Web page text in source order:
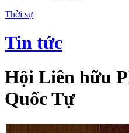
Thời sự
Tin tức
Hội Liên hữu
Quốc Tự